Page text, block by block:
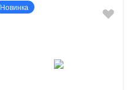
Новинка